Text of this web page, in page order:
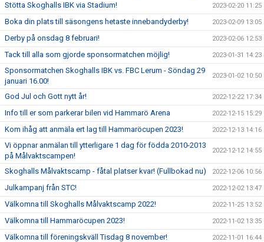
Stötta Skoghalls IBK via Stadium! 2023-02-20 11:25
Boka din plats till säsongens hetaste innebandyderby! 2023-02-09 13:05
Derby på onsdag 8 februari! 2023-02-06 12:53
Tack till alla som gjorde sponsormatchen möjlig! 2023-01-31 14:23
Sponsormatchen Skoghalls IBK vs. FBC Lerum - Söndag 29
januari 16.00!
2023-01-02 10:50
God Jul och Gott nytt år! 2022-12-22 17:34
Info till er som parkerar bilen vid Hammarö Arena 2022-12-15 15:29
Kom ihåg att anmäla ert lag till Hammaröcupen 2023! 2022-12-13 14:16
Vi öppnar anmälan till ytterligare 1 dag för födda 2010-2013
på Målvaktscampen!
2022-12-12 14:55
Skoghalls Målvaktscamp - fåtal platser kvar! (Fullbokad nu) 2022-12-06 10:56
Julkampanj från STC! 2022-12-02 13:47
Välkomna till Skoghalls Målvaktscamp 2022! 2022-11-25 13:52
Välkomna till Hammaröcupen 2023! 2022-11-02 13:35
Välkomna till föreningskväll Tisdag 8 november! 2022-11-01 16:44